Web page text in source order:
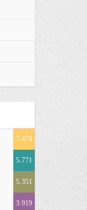
7.474
5.771
5.351
3.919